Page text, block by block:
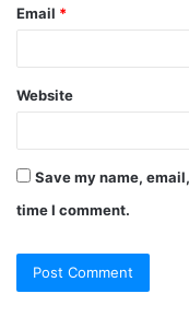
Email *
Website
Save my name,
time I comment.